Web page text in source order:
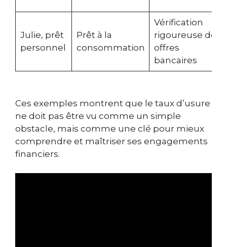
Julie, prêt
personnel
Prêt à la
consommation
Vérification
rigoureuse des
offres
bancaires
Ces exemples montrent que le taux d’usure
ne doit pas être vu comme un simple
obstacle, mais comme une clé pour mieux
comprendre et maîtriser ses engagements
financiers.